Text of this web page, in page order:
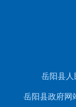
岳阳县
岳阳县政府网